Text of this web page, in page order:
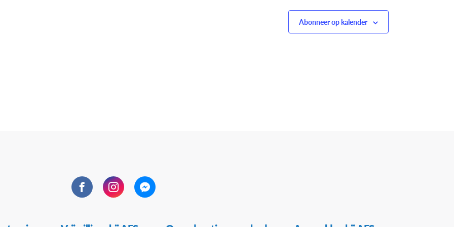
Abonneer op kalender
FacebookInstagramMessenger